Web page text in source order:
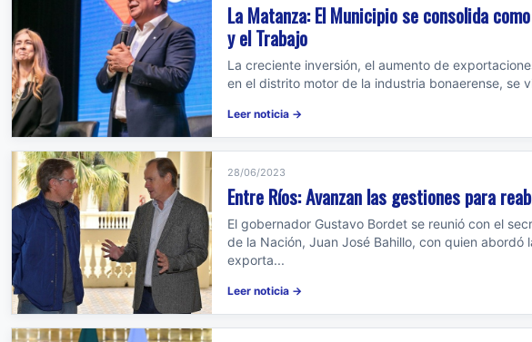
La Matanza: El Municipio se consolida
y el Trabajo
La creciente inversión, el aumento de
en el distrito motor de la industria bonaerense, se
Leer noticia →
28/06/2023
Entre Ríos: Avanzan las gestiones para
El gobernador Gustavo Bordet se reunió con el
de la Nación, Juan José Bahillo, con quien abordó
exporta...
Leer noticia →